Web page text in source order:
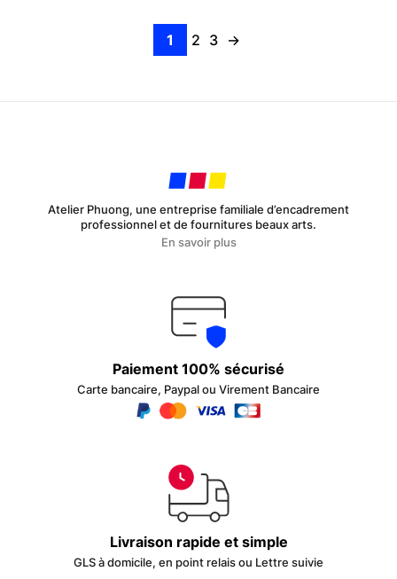
1 2 3 →
Atelier Phuong, une entreprise familiale d’encadrement
professionnel et de fournitures beaux arts.
En savoir plus
Paiement 100% sécurisé
Carte bancaire, Paypal ou Virement Bancaire
Livraison rapide et simple
GLS à domicile, en point relais ou Lettre suivie